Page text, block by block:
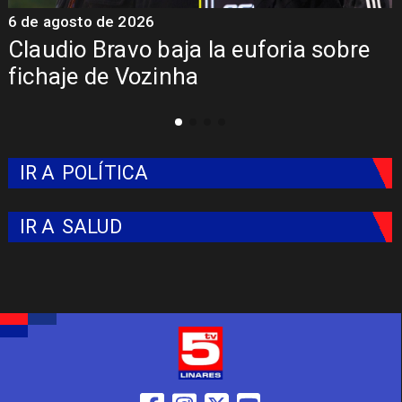
Presentación de Vozinha en Colo
Colo: Fecha, Estadio y Contrato
5 de agosto de 2026
IR A POLÍTICA
IR A SALUD